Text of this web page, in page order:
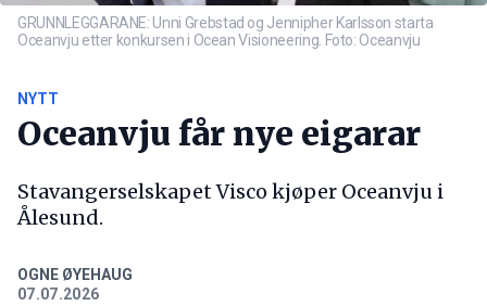
GRUNNLEGGARANE: Unni Grebstad og Jennipher Karlsson starta
Oceanvju etter konkursen i Ocean Visioneering. Foto: Oceanvju
NYTT
Oceanvju får nye eigarar
Stavangerselskapet Visco kjøper Oceanvju i
Ålesund.
OGNE ØYEHAUG
07.07.2026